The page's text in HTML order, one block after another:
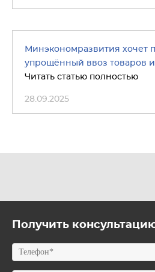
Минэкономразвития хочет
упрощённый ввоз товаров
Читать статью полностью
28.09.2025
Получить